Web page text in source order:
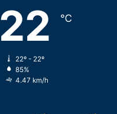
22 ℃
22º - 22º
85%
4.47 km/h